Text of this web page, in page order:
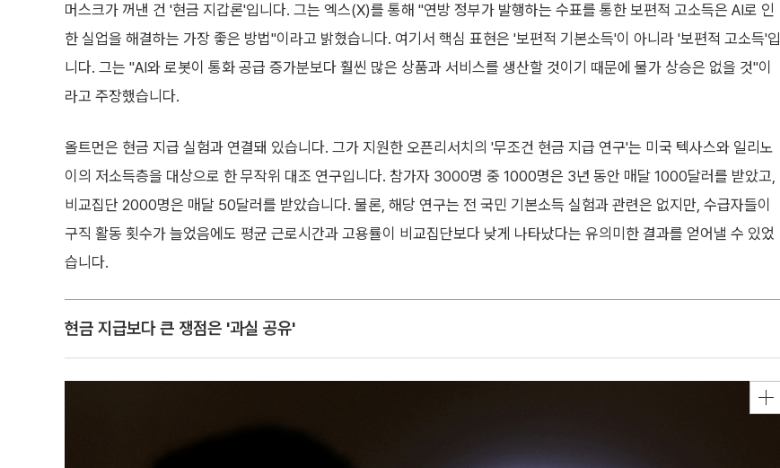
머스크가 꺼낸 건 '현금 지갑론'입니다. 그는 엑스(X)를 통해 "연방 정부가 발행하는 수표를 통한 보편적 고소득은 AI로 인
한 실업을 해결하는 가장 좋은 방법"이라고 밝혔습니다. 여기서 핵심 표현은 '보편적 기본소득'이 아니라 '보편적 고소득'입
니다. 그는 "AI와 로봇이 통화 공급 증가분보다 훨씬 많은 상품과 서비스를 생산할 것이기 때문에 물가 상승은 없을 것"이
라고 주장했습니다.
올트먼은 현금 지급 실험과 연결돼 있습니다. 그가 지원한 오픈리서치의 '무조건 현금 지급 연구'는 미국 텍사스와 일리노
이의 저소득층을 대상으로 한 무작위 대조 연구입니다. 참가자 3000명 중 1000명은 3년 동안 매달 1000달러를 받았고,
비교집단 2000명은 매달 50달러를 받았습니다. 물론, 해당 연구는 전 국민 기본소득 실험과 관련은 없지만, 수급자들이
구직 활동 횟수가 늘었음에도 평균 근로시간과 고용률이 비교집단보다 낮게 나타났다는 유의미한 결과를 얻어낼 수 있었
습니다.
현금 지급보다 큰 쟁점은 '과실 공유'